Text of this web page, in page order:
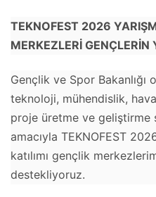
TEKNOFEST 2026
MERKEZLERİ GENÇLERİN
Gençlik ve Spor
teknoloji, mühendislik,
proje üretme ve geliştirme
amacıyla TEKNOFEST
katılımı gençlik
destekliyoruz.